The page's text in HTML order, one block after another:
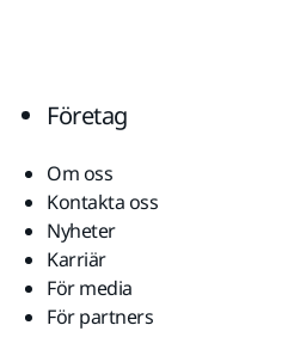
Företag
Om oss
Kontakta oss
Nyheter
Karriär
För media
För partners